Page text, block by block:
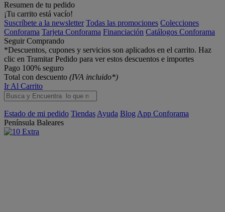
Resumen de tu pedido
¡Tu carrito está vacío!
Suscríbete a la newsletter Todas las promociones Colecciones
Conforama Tarjeta Conforama Financiación Catálogos Conforama
Seguir Comprando
*Descuentos, cupones y servicios son aplicados en el carrito. Haz
clic en Tramitar Pedido para ver estos descuentos e importes
Pago 100% seguro
Total con descuento (IVA incluido*)
Ir Al Carrito
Estado de mi pedido Tiendas Ayuda Blog App Conforama
Península Baleares